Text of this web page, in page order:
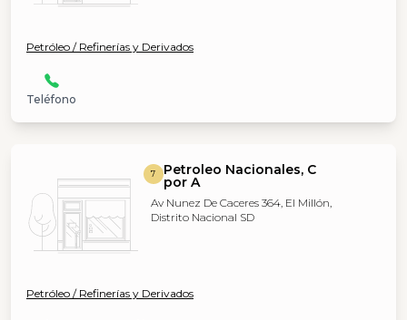
Petróleo / Refinerías y Derivados
Teléfono
7 Petroleo Nacionales, C
por A
Av Nunez De Caceres 364, El Millón,
Distrito Nacional SD
Petróleo / Refinerías y Derivados